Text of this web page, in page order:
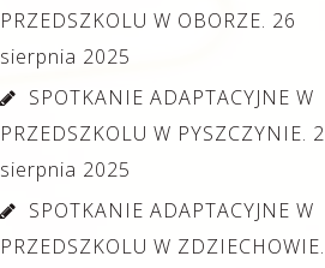
PRZEDSZKOLU W OBORZE. 26
sierpnia 2025
SPOTKANIE ADAPTACYJNE W
PRZEDSZKOLU W PYSZCZYNIE.
sierpnia 2025
SPOTKANIE ADAPTACYJNE W
PRZEDSZKOLU W ZDZIECHOWIE.